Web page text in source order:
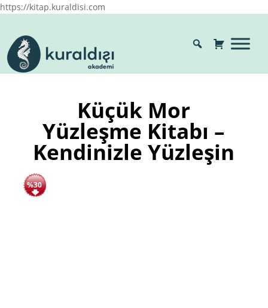
https://kitap.kuraldisi.com
Küçük Mor
Yüzleşme Kitabı –
Kendinizle Yüzleşin
%30